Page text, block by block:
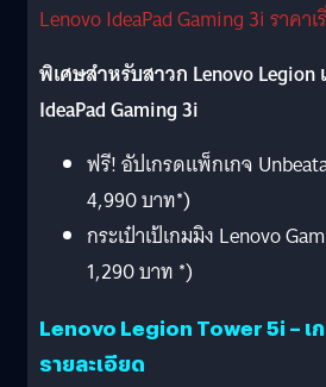
Lenovo IdeaPad Gaming 3i ราค
พิเศษสำหรับสาวก Lenovo
IdeaPad Gaming 3i
ฟรี! อัปเกรดแพ็กเกจ
4,990 บาท*)
กระเป๋าเป้เกมมิง Lenovo
1,290 บาท *)
Lenovo Legion Tower 5i – เ
รายละเอียด